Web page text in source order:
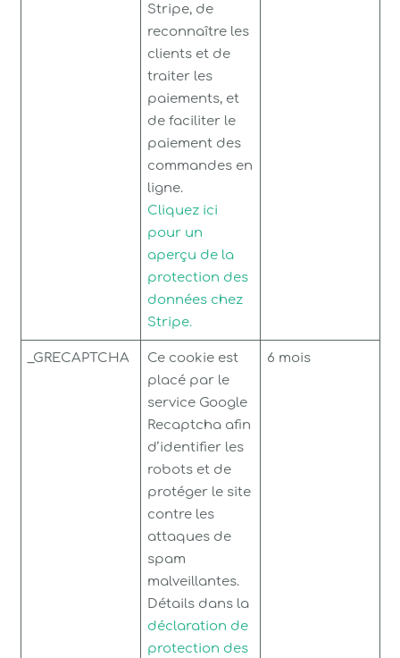
Stripe, de
reconnaître les
clients et de
traiter les
paiements, et
de faciliter le
paiement des
commandes en
ligne.
Cliquez ici
pour un
aperçu de la
protection des
données chez
Stripe.
_GRECAPTCHA
Ce cookie est
placé par le
service Google
Recaptcha afin
d’identifier les
robots et de
protéger le site
contre les
attaques de
spam
malveillantes.
Détails dans la
déclaration de
protection des
6 mois